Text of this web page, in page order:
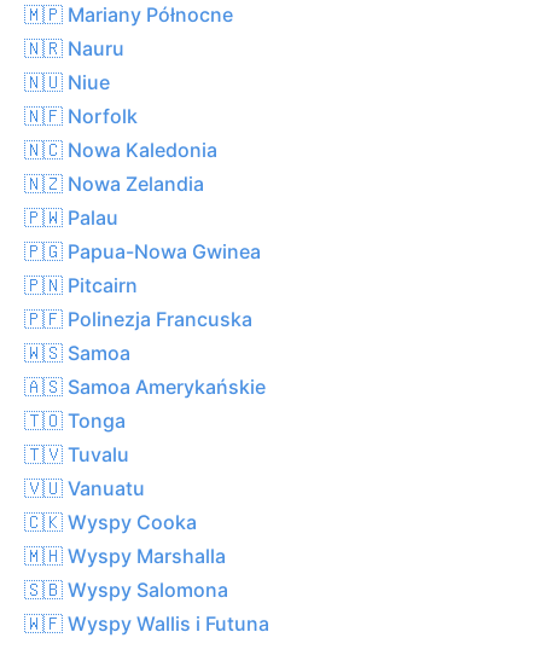
🇲🇵 Mariany Północne
🇳🇷 Nauru
🇳🇺 Niue
🇳🇫 Norfolk
🇳🇨 Nowa Kaledonia
🇳🇿 Nowa Zelandia
🇵🇼 Palau
🇵🇬 Papua-Nowa Gwinea
🇵🇳 Pitcairn
🇵🇫 Polinezja Francuska
🇼🇸 Samoa
🇦🇸 Samoa Amerykańskie
🇹🇴 Tonga
🇹🇻 Tuvalu
🇻🇺 Vanuatu
🇨🇰 Wyspy Cooka
🇲🇭 Wyspy Marshalla
🇸🇧 Wyspy Salomona
🇼🇫 Wyspy Wallis i Futuna